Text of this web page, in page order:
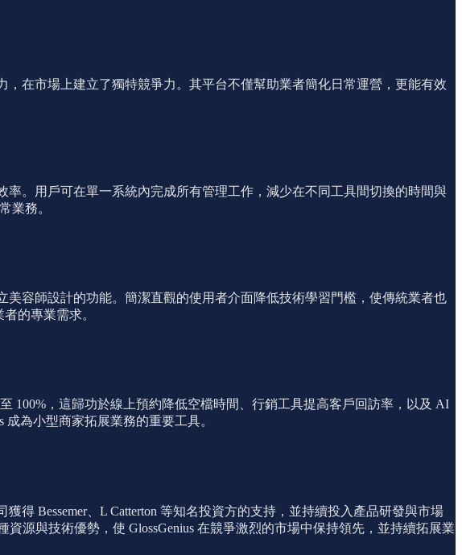
在市場上建立了獨特競爭力。其平台不僅幫助業者簡化日常運營，更能有效
。用戶可在單一系統內完成所有管理工作，減少在不同工具間切換的時間與
業務。
容師設計的功能。簡潔直觀的使用者介面降低技術學習門檻，使傳統業者也
的專業需求。
100%，這歸功於線上預約降低空檔時間、行銷工具提高客戶回訪率，以及 AI
為小型商家拓展業務的重要工具。
得 Bessemer、L Catterton 等知名投資方的支持，並持續投入產品研發與市場
源與技術優勢，使 GlossGenius 在競爭激烈的市場中保持領先，並持續拓展業